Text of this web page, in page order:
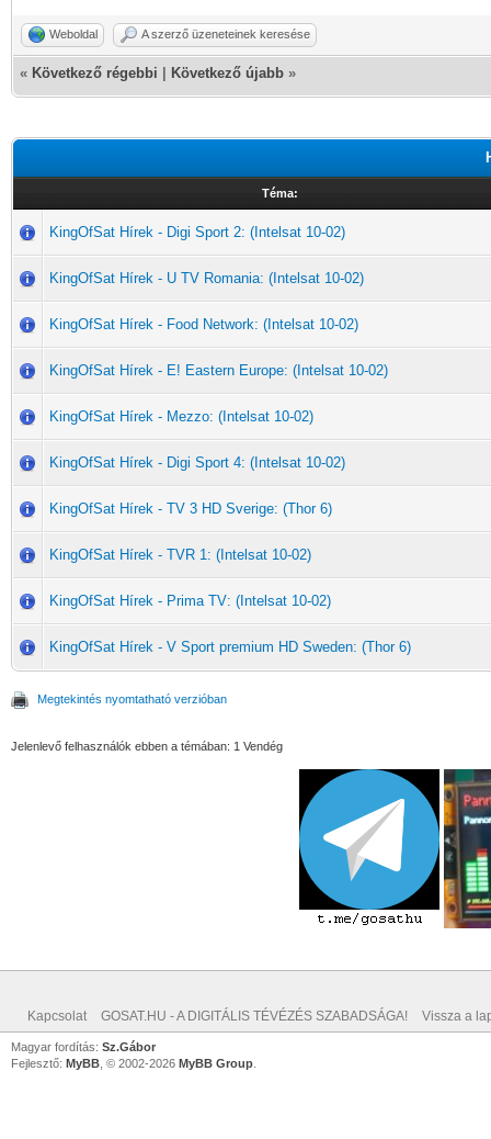
Weboldal A szerző üzeneteinek keresése
« Következő régebbi Következő újabb »
Téma:
KingOfSat Hírek - Digi Sport 2: (Intelsat 10-02)
KingOfSat Hírek - U TV Romania: (Intelsat 10-02)
KingOfSat Hírek - Food Network: (Intelsat 10-02)
KingOfSat Hírek - E! Eastern Europe: (Intelsat 10-02)
KingOfSat Hírek - Mezzo: (Intelsat 10-02)
KingOfSat Hírek - Digi Sport 4: (Intelsat 10-02)
KingOfSat Hírek - TV 3 HD Sverige: (Thor 6)
KingOfSat Hírek - TVR 1: (Intelsat 10-02)
KingOfSat Hírek - Prima TV: (Intelsat 10-02)
KingOfSat Hírek - V Sport premium HD Sweden: (Thor 6)
Megtekintés nyomtatható verzióban
Jelenlevő felhasználók ebben a témában: 1 Vendég
Kapcsolat GOSAT.HU - A DIGITÁLIS TÉVÉZÉS SZABADSÁGA! Vissza a
Magyar fordítás: Sz.Gábor
Fejlesztő: MyBB , © 2002-2026 MyBB Group